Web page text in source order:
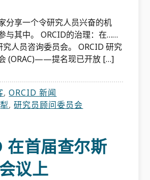
分享一个令研究人员兴奋的机
与其中。 ORCID的治理：在……
究人员咨询委员会。 ORCID 研究
(ORAC)——提名现已开放 […]
,ORCID 新闻
犁,研究员顾问委员会
在首届查尔斯
议上